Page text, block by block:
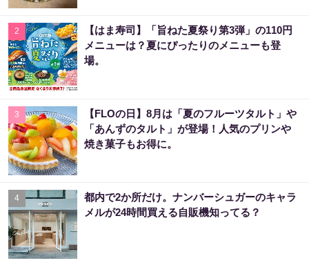
2
【はま寿司】「旨ねた夏祭り第3弾」の110円
メニューは？夏にぴったりのメニューも登
場。
3
【FLOの日】8月は「夏のフルーツタルト」や
「あんずのタルト」が登場！人気のプリンや
焼き菓子もお得に。
4
都内で2か所だけ。ナンバーシュガーのキャラ
メルが24時間買える自販機知ってる？